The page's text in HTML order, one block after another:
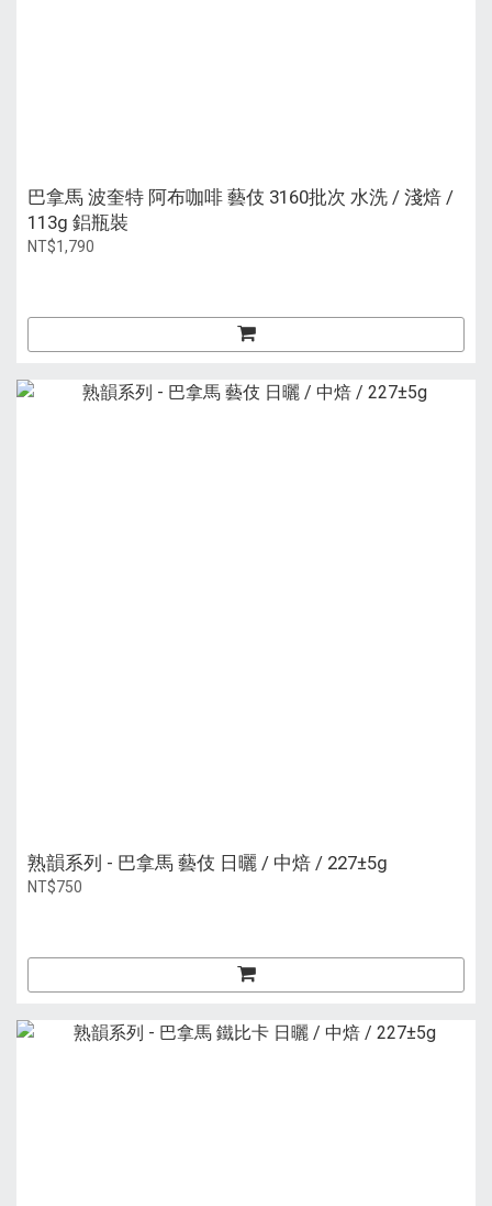
巴拿馬 波奎特 阿布咖啡 藝伎 3160批次 水洗 / 淺焙 /
113g 鋁瓶裝
NT$1,790
熟韻系列 - 巴拿馬 藝伎 日曬 / 中焙 / 227±5g
NT$750